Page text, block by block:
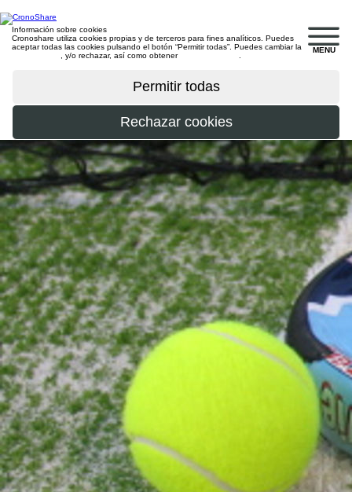
MENU
Información sobre cookies
Cronoshare utiliza cookies propias y de terceros para fines analíticos. Puedes
aceptar todas las cookies pulsando el botón “Permitir todas”. Puedes cambiar la
, y/o rechazar, así como obtener